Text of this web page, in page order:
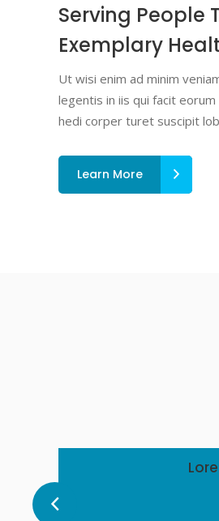
Serving People
Exemplary
Ut wisi enim ad minim
legentis in iis qui facit
hedi corper turet suscipit
Learn More